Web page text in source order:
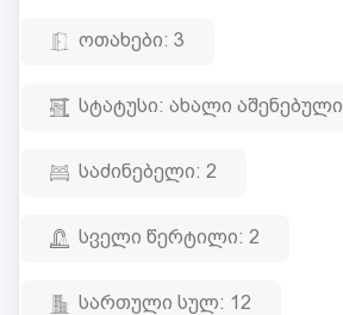
ოთახები: 3
სტატუსი: ახალი აშენებული
საძინებელი: 2
სველი წერტილი: 2
სართული სულ: 12